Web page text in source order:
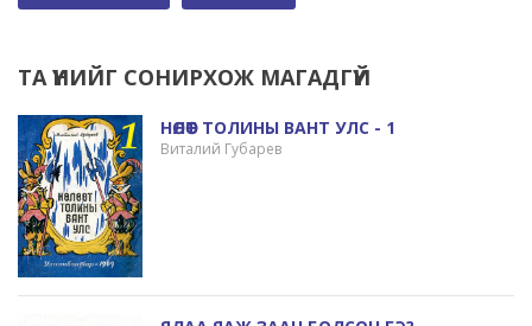
ТА ҮҮНИЙГ СОНИРХОЖ МАГАДГҮЙ
НӨЛӨӨТ ТОЛИНЫ ВАНТ УЛС - 1
Виталий Губарев